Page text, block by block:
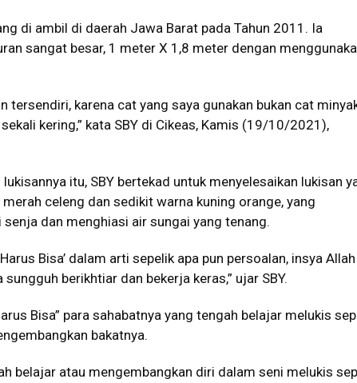
di ambil di daerah Jawa Barat pada Tahun 2011. Ia
sangat besar, 1 meter X 1,8 meter dengan
tersendiri, karena cat yang saya gunakan bukan cat
kering,” kata SBY di Cikeas, Kamis (19/10/2021),
itu, SBY bertekad untuk menyelesaikan lukisan
celeng dan sedikit warna kuning orange, yang
dan menghiasi air sungai yang tenang.
Bisa’ dalam arti sepelik apa pun persoalan, insya Allah
berikhtiar dan bekerja keras,” ujar SBY.
Bisa” para sahabatnya yang tengah belajar melukis
bakatnya.
belajar atau mengembangkan diri dalam seni melukis